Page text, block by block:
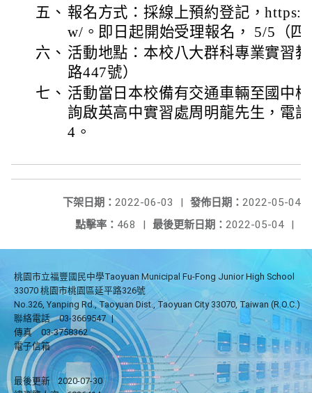
五、 報名方式：採線上預約登記，
w/。即日起開始受理報名， 5/5（四
六、 活動地點：本校八大群科專業實習
路447號）
七、 活動當日本校備有交通車輛至國中
詢啟英高中實習處周明龍先生，電
4。
發佈日期： 2022-05-04
下架日期： 2022-06-03
|
最後更新日期： 2022-05-04 |
點擊率： 468 |
桃園市立福豐國民中學Taoyuan Municipal Fu-Fong Junior High School
33070 桃園市桃園區延平路326號
No.326, Yanping Rd., Taoyuan Dist., Taoyuan City 33070, Taiwan (R.O.C.)
聯絡電話
03-3669547 |
傳真
03-3758362
電子信箱
最後更新
2020-07-30